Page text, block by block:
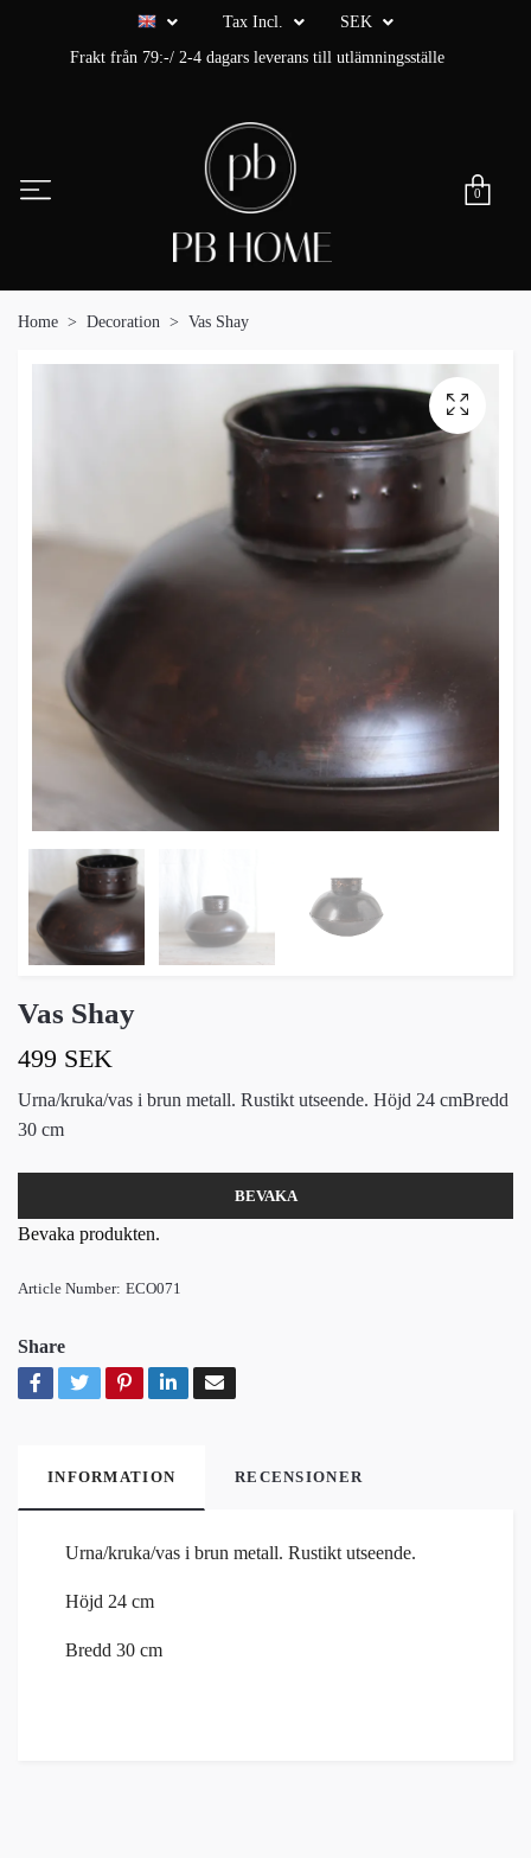
Tax Incl.
SEK
Frakt från 79:-/ 2-4 dagars leverans till utlämningsställe
0
Home Decoration Vas Shay
Vas Shay
499 SEK
Urna/kruka/vas i brun metall. Rustikt utseende. Höjd 24 cmBredd
30 cm
BEVAKA
Bevaka produkten.
Article Number: ECO071
Share
INFORMATION RECENSIONER
Urna/kruka/vas i brun metall. Rustikt utseende.
Höjd 24 cm
Bredd 30 cm